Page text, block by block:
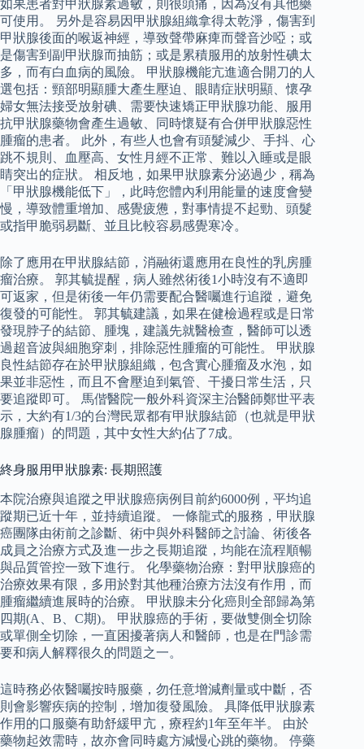
如果患者對甲狀腺素過敏，則很頭痛，因為沒有其他藥
可使用。 另外是容易因甲狀腺組織拿得太乾淨，傷害到
甲狀腺後面的喉返神經，導致聲帶麻痺而聲音沙啞；或
是傷害到副甲狀腺而抽筋；或是累積服用的放射性碘太
多，而有白血病的風險。 甲狀腺機能亢進適合開刀的人
選包括：頸部明顯腫大產生壓迫、眼睛症狀明顯、懷孕
婦女無法接受放射碘、需要快速矯正甲狀腺功能、服用
抗甲狀腺藥物會產生過敏、同時懷疑有合併甲狀腺惡性
腫瘤的患者。 此外，有些人也會有頭髮減少、手抖、心
跳不規則、血壓高、女性月經不正常、難以入睡或是眼
睛突出的症狀。 相反地，如果甲狀腺素分泌過少，稱為
「甲狀腺機能低下」，此時您體內利用能量的速度會變
慢，導致體重增加、感覺疲憊，對事情提不起勁、頭髮
或指甲脆弱易斷、並且比較容易感覺寒冷。
除了應用在甲狀腺結節，消融術還應用在良性的乳房腫
瘤治療。 郭其毓提醒，病人雖然術後1小時沒有不適即
可返家，但是術後一年仍需要配合醫囑進行追蹤，避免
復發的可能性。 郭其毓建議，如果在健檢過程或是日常
發現脖子的結節、腫塊，建議先就醫檢查，醫師可以透
過超音波與細胞穿刺，排除惡性腫瘤的可能性。 甲狀腺
良性結節存在於甲狀腺組織，包含實心腫瘤及水泡，如
果並非惡性，而且不會壓迫到氣管、干擾日常生活，只
要追蹤即可。 馬偕醫院一般外科資深主治醫師鄭世平表
示，大約有1/3的台灣民眾都有甲狀腺結節（也就是甲狀
腺腫瘤）的問題，其中女性大約佔了7成。
終身服用甲狀腺素: 長期照護
本院治療與追蹤之甲狀腺癌病例目前約6000例，平均追
蹤期已近十年，並持續追蹤。 一條龍式的服務，甲狀腺
癌團隊由術前之診斷、術中與外科醫師之討論、術後各
成員之治療方式及進一步之長期追蹤，均能在流程順暢
與品質管控一致下進行。 化學藥物治療：對甲狀腺癌的
治療效果有限，多用於對其他種治療方法沒有作用，而
腫瘤繼續進展時的治療。 甲狀腺未分化癌則全部歸為第
四期(A、B、C期)。 甲狀腺癌的手術，要做雙側全切除
或單側全切除，一直困擾著病人和醫師，也是在門診需
要和病人解釋很久的問題之一。
這時務必依醫囑按時服藥，勿任意增減劑量或中斷，否
則會影響疾病的控制，增加復發風險。 具降低甲狀腺素
作用的口服藥有助舒緩甲亢，療程約1年至年半。 由於
藥物起效需時，故亦會同時處方減慢心跳的藥物。 停藥